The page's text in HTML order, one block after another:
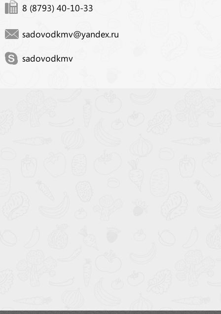
8 (8793) 40-10-33
sadovodkmv@yandex.ru
sadovodkmv